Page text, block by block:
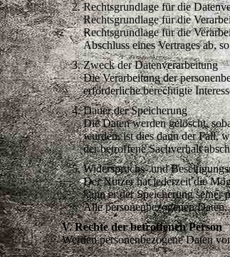
Rechtsgrundlage für die
Rechtsgrundlage für die
Rechtsgrundlage für die
Abschluss eines Vertrages ab,
Zweck der Datenverarbeitung
Die Verarbeitung der
erforderliche berechtigte
Dauer der Speicherung
Die Daten werden gelöscht,
wurden, ist dies dann der Fall,
der betroffene Sachverhalt
Widerspruchs- und
Der Nutzer hat jederzeit die
kann er der Speicherung seiner
Alle personenbezogenen
V. Rechte der betroffenen Person
Werden personenbezogene Daten